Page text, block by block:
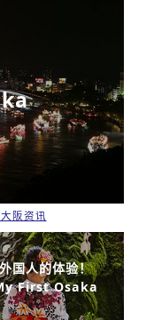
阪资讯
外国人的体验！
First Osaka